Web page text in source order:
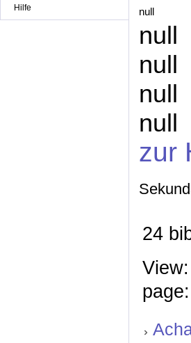
Hilfe null
null
null
null
null
zur
24
page: